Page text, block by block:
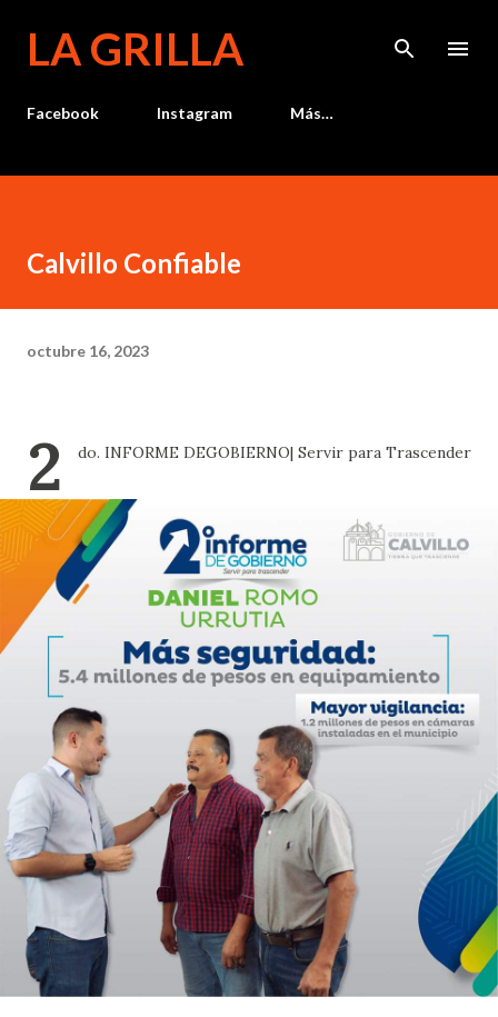
LA GRILLA
Facebook Instagram Más…
Calvillo Confiable
octubre 16, 2023
2 do. INFORME DEGOBIERNO| Servir para Trascender